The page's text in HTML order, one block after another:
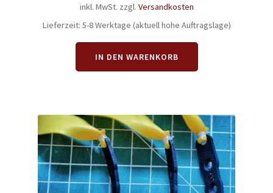
inkl. MwSt. zzgl. Versandkosten
Lieferzeit: 5-8 Werktage (aktuell hohe Auftragslage)
IN DEN WARENKORB